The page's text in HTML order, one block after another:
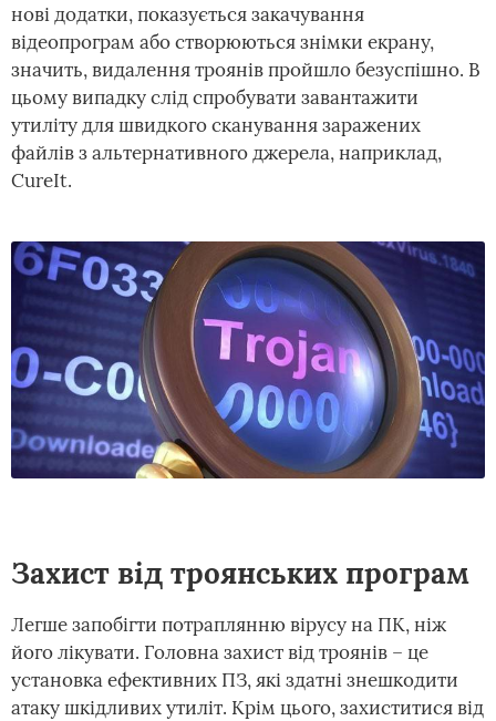
нові додатки, показується закачування
відеопрограм або створюються знімки екрану,
значить, видалення троянів пройшло безуспішно. В
цьому випадку слід спробувати завантажити
утиліту для швидкого сканування заражених
файлів з альтернативного джерела, наприклад,
CureIt.
Захист від троянських програм
Легше запобігти потраплянню вірусу на ПК, ніж
його лікувати. Головна захист від троянів – це
установка ефективних ПЗ, які здатні знешкодити
атаку шкідливих утиліт. Крім цього, захиститися від